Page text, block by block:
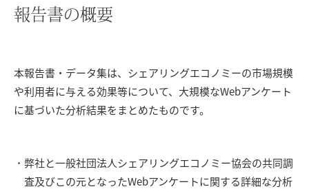
報告書の概要
本報告書・データ集は、シェアリングエコノミーの市場規模
や利用者に与える効果等について、大規模なWebアンケート
に基づいた分析結果をまとめたものです。
弊社と一般社団法人シェアリングエコノミー協会の共同調
査及びこの元となったWebアンケートに関する詳細な分析